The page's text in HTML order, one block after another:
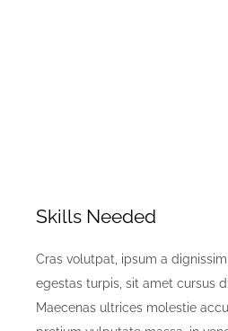
Skills Needed
Cras volutpat, ipsum a
egestas turpis, sit amet cursus
Maecenas ultrices molestie